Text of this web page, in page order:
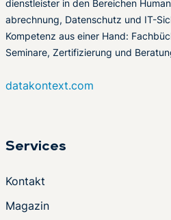
dienstleister in den Bereichen
abrechnung, Datenschutz und IT-
Kompetenz aus einer Hand:
Seminare, Zertifizierung und
datakontext.com
Services
Kontakt
Magazin